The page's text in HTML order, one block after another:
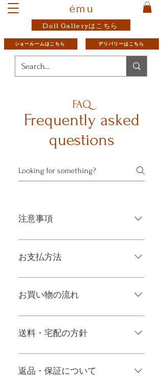
ému
Doll Galleryはこちら
ショールームはこちら デリバリーはこちら
FAQ
Frequently asked
questions
注意事項
一体一体ハンドメイドで製造し
ている製品なので、商品により
差がございます。また、測る場
所や測り方でも多少の誤差があ
誤差はご了承ください。
お支払方法
メール、チャット（サイト下
部）、お電話やLINEで各種ご質
ル、銀行振込、クレジットカー
ドなど様々な決済方法に対応で
支払方法をもっとみる
お買い物の流れ
多種多様な品ぞろえ！工場と直
接やり取りをしているため、当
ます。TPE素材、シリコン素材、
上半身、下半身、男性ドールや
送料・宅配の方針
送料は全国一律送料無料！宅配
テロ一斉無し！外箱には商品の
返品・保証について